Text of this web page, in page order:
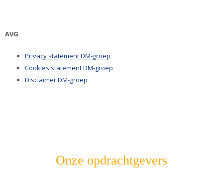
AVG
Privacy statement DM-groep
Cookies statement DM-groep
Disclaimer DM-groep
Onze opdrachtgevers